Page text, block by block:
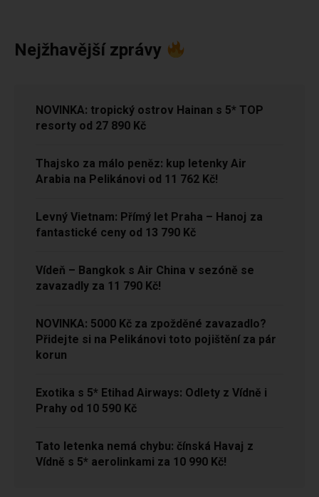
Nejžhavější zprávy
NOVINKA: tropický ostrov Hainan s 5* TOP
resorty od 27 890 Kč
Thajsko za málo peněz: kup letenky Air
Arabia na Pelikánovi od 11 762 Kč!
Levný Vietnam: Přímý let Praha – Hanoj za
fantastické ceny od 13 790 Kč
Vídeň – Bangkok s Air China v sezóně se
zavazadly za 11 790 Kč!
NOVINKA: 5000 Kč za zpožděné zavazadlo?
Přidejte si na Pelikánovi toto pojištění za pár
korun
Exotika s 5* Etihad Airways: Odlety z Vídně i
Prahy od 10 590 Kč
Tato letenka nemá chybu: čínská Havaj z
Vídně s 5* aerolinkami za 10 990 Kč!